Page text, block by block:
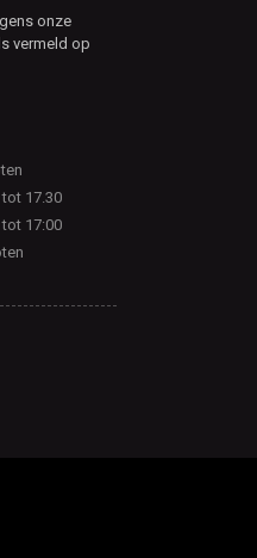
onze
vermeld op
tot 17.30
tot 17:00